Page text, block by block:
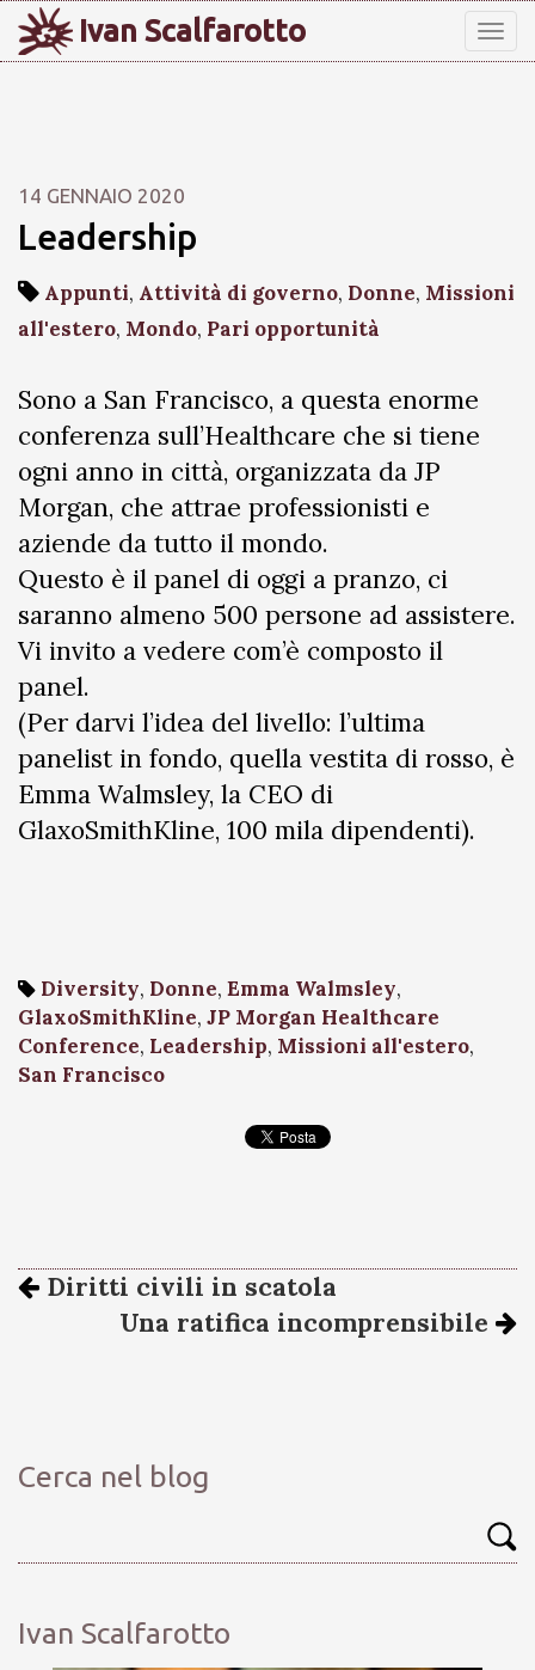
Ivan Scalfarotto
14 GENNAIO 2020
Leadership
Appunti, Attività di governo, Donne, Missioni
all'estero, Mondo, Pari opportunità
Sono a San Francisco, a questa enorme
conferenza sull’Healthcare che si tiene
ogni anno in città, organizzata da JP
Morgan, che attrae professionisti e
aziende da tutto il mondo.
Questo è il panel di oggi a pranzo, ci
saranno almeno 500 persone ad assistere.
Vi invito a vedere com’è composto il
panel.
(Per darvi l’idea del livello: l’ultima
panelist in fondo, quella vestita di rosso, è
Emma Walmsley, la CEO di
GlaxoSmithKline, 100 mila dipendenti).
Diversity, Donne, Emma Walmsley,
GlaxoSmithKline, JP Morgan Healthcare
Conference, Leadership, Missioni all'estero,
San Francisco
Diritti civili in scatola
Una ratifica incomprensibile
Cerca nel blog
Ivan Scalfarotto